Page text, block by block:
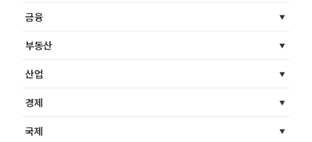
금융
부동산
산업
경제
국제